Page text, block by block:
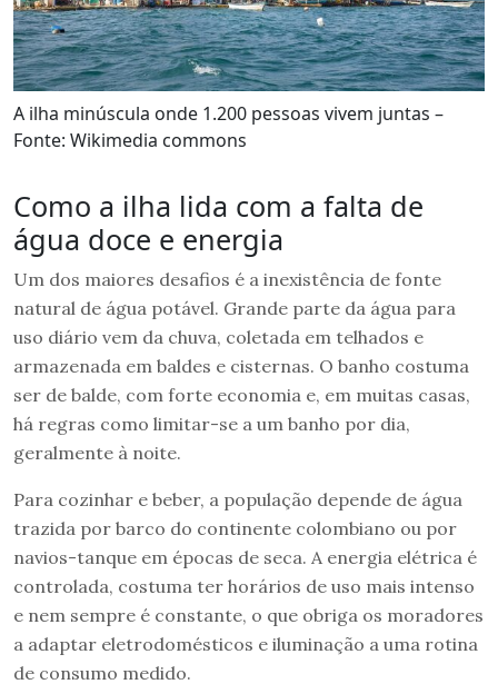
A ilha minúscula onde 1.200 pessoas vivem juntas –
Fonte: Wikimedia commons
Como a ilha lida com a falta de
água doce e energia
Um dos maiores desafios é a inexistência de fonte
natural de água potável. Grande parte da água para
uso diário vem da chuva, coletada em telhados e
armazenada em baldes e cisternas. O banho costuma
ser de balde, com forte economia e, em muitas casas,
há regras como limitar-se a um banho por dia,
geralmente à noite.
Para cozinhar e beber, a população depende de água
trazida por barco do continente colombiano ou por
navios-tanque em épocas de seca. A energia elétrica é
controlada, costuma ter horários de uso mais intenso
e nem sempre é constante, o que obriga os moradores
a adaptar eletrodomésticos e iluminação a uma rotina
de consumo medido.